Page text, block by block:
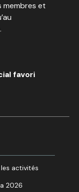
membres et
favori
activités
2026